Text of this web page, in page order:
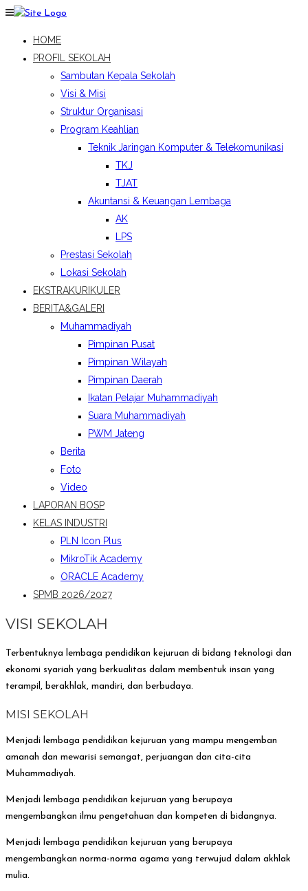
HOME
PROFIL SEKOLAH
Sambutan Kepala Sekolah
Visi & Misi
Struktur Organisasi
Program Keahlian
Teknik Jaringan Komputer & Telekomunikasi
TKJ
TJAT
Akuntansi & Keuangan Lembaga
AK
LPS
Prestasi Sekolah
Lokasi Sekolah
EKSTRAKURIKULER
BERITA&GALERI
Muhammadiyah
Pimpinan Pusat
Pimpinan Wilayah
Pimpinan Daerah
Ikatan Pelajar Muhammadiyah
Suara Muhammadiyah
PWM Jateng
Berita
Foto
Video
LAPORAN BOSP
KELAS INDUSTRI
PLN Icon Plus
MikroTik Academy
ORACLE Academy
SPMB 2026/2027
VISI SEKOLAH
Terbentuknya lembaga pendidikan kejuruan di bidang teknologi dan
ekonomi syariah yang berkualitas dalam membentuk insan yang
terampil, berakhlak, mandiri, dan berbudaya.
MISI SEKOLAH
Menjadi lembaga pendidikan kejuruan yang mampu mengemban
amanah dan mewarisi semangat, perjuangan dan cita-cita
Muhammadiyah.
Menjadi lembaga pendidikan kejuruan yang berupaya
mengembangkan ilmu pengetahuan dan kompeten di bidangnya.
Menjadi lembaga pendidikan kejuruan yang berupaya
mengembangkan norma-norma agama yang terwujud dalam akhlak
mulia.